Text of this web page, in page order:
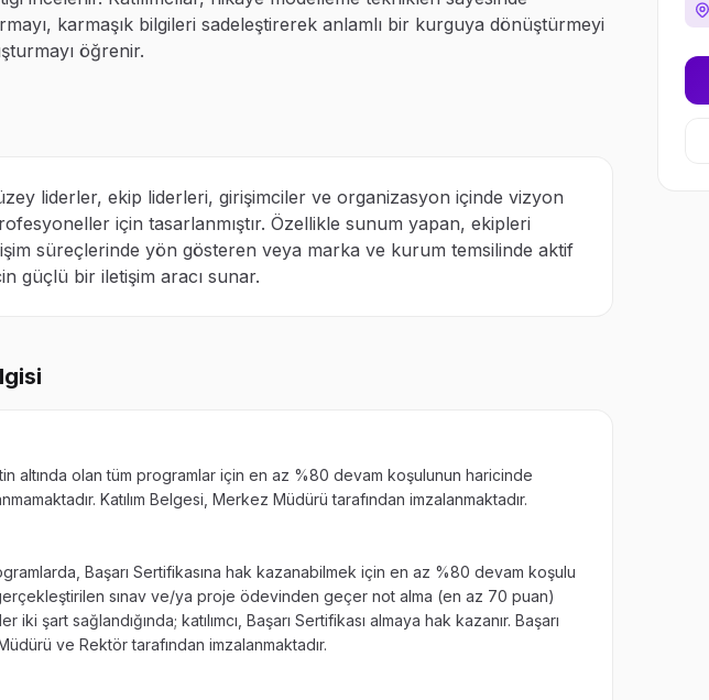
karmaşık bilgileri sadeleştirerek anlamlı bir kurguya dönüştürmeyi
öğrenir.
liderler, ekip liderleri, girişimciler ve organizasyon içinde vizyon
için tasarlanmıştır. Özellikle sunum yapan, ekipleri
süreçlerinde yön gösteren veya marka ve kurum temsilinde aktif
güçlü bir iletişim aracı sunar.
altında olan tüm programlar için en az %80 devam koşulunun haricinde
Katılım Belgesi, Merkez Müdürü tarafından imzalanmaktadır.
Başarı Sertifikasına hak kazanabilmek için en az %80 devam koşulu
sınav ve/ya proje ödevinden geçer not alma (en az 70 puan)
iki şart sağlandığında; katılımcı, Başarı Sertifikası almaya hak kazanır. Başarı
ve Rektör tarafından imzalanmaktadır.